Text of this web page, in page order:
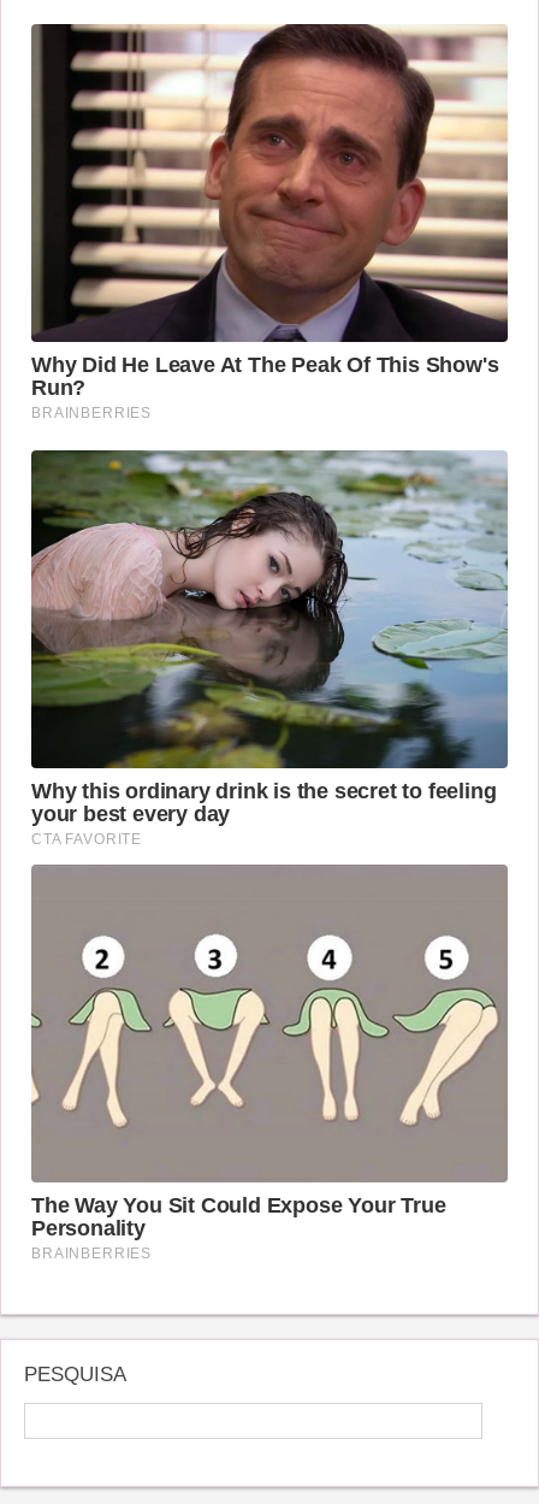
PESQUISA